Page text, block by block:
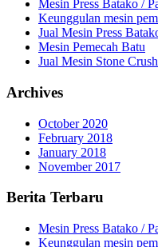
Mesin Press Batako /
Keunggulan mesin
Jual Mesin Press
Mesin Pemecah Batu
Jual Mesin Stone
Archives
October 2020
February 2018
January 2018
November 2017
Berita Terbaru
Mesin Press Batako /
Keunggulan mesin